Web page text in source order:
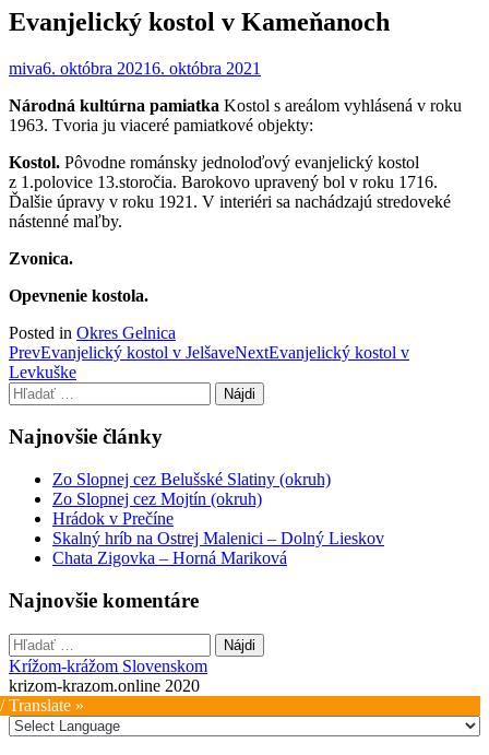
Evanjelický kostol v Kameňanoch
miva6. októbra 20216. októbra 2021
Národná kultúrna pamiatka Kostol s areálom vyhlásená v roku
1963. Tvoria ju viaceré pamiatkové objekty:
Kostol. Pôvodne románsky jednoloďový evanjelický kostol
z 1.polovice 13.storočia. Barokovo upravený bol v roku 1716.
Ďalšie úpravy v roku 1921. V interiéri sa nachádzajú stredoveké
nástenné maľby.
Zvonica.
Opevnenie kostola.
Posted in Okres Gelnica
Post
navigation
PrevEvanjelický kostol v JelšaveNextEvanjelický kostol v
Levkuške
Hľadať:
Najnovšie články
Zo Slopnej cez Belušské Slatiny (okruh)
Zo Slopnej cez Mojtín (okruh)
Hrádok v Prečíne
Skalný hríb na Ostrej Malenici – Dolný Lieskov
Chata Zigovka – Horná Mariková
Najnovšie komentáre
Hľadať:
Krížom-krážom Slovenskom
krizom-krazom.online 2020
Translate »